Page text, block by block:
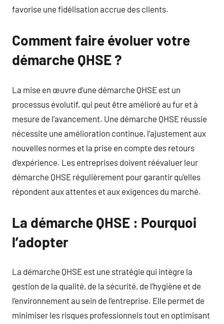
favorise une fidélisation accrue des clients.
Comment faire évoluer votre
démarche QHSE ?
La mise en œuvre d’une démarche QHSE est un
processus évolutif, qui peut être amélioré au fur et à
mesure de l’avancement. Une démarche QHSE réussie
nécessite une amélioration continue, l’ajustement aux
nouvelles normes et la prise en compte des retours
d’expérience. Les entreprises doivent réévaluer leur
démarche QHSE régulièrement pour garantir qu’elles
répondent aux attentes et aux exigences du marché.
La démarche QHSE : Pourquoi
l’adopter
La démarche QHSE est une stratégie qui intègre la
gestion de la qualité, de la sécurité, de l’hygiène et de
l’environnement au sein de l’entreprise. Elle permet de
minimiser les risques professionnels tout en optimisant